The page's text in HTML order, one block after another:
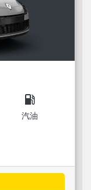
local_gas_station
汽油